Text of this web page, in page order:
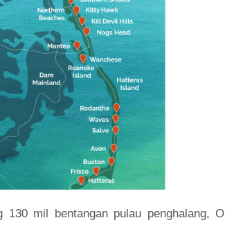
130 mil bentangan pulau penghalang,